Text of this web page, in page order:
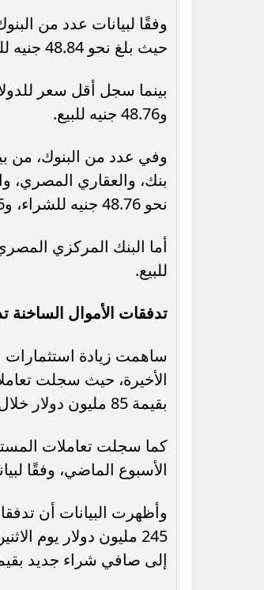
وفقًا لبيانات عدد من
حيث بلغ نحو 48.84 جنيه للشراء، و48.94 جنيه للبيع.
و48.76 جنيه للبيع.
وفي عدد من البنوك، من
بنك، والعقاري المصري،
نحو 48.76 جنيه للشراء، و48.86 جنيه للبيع.
للبيع.
تدفقات الأموال الساخنة
ساهمت زيادة استثمارات
الأخيرة، حيث سجلت
بقيمة 85 مليون دولار خلال تعاملات أمس الاثنين.
الأسبوع الماضي، وفقًا
وأظهرت البيانات أن
إلى صافي شراء جديد بقيمة 26 مليون دولار يوم